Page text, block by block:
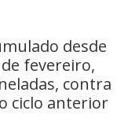
desde
fevereiro,
contra
ciclo anterior